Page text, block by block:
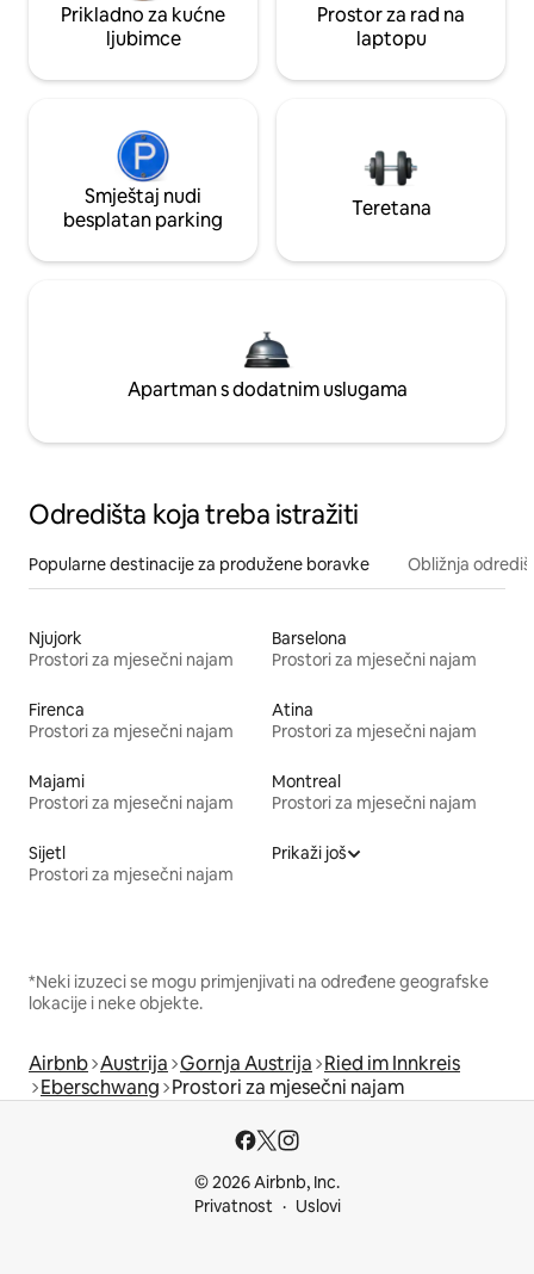
Prikladno za kućne
ljubimce
Prostor za rad na
laptopu
Smještaj nudi
besplatan parking
Teretana
Apartman s dodatnim uslugama
Odredišta koja treba istražiti
Popularne destinacije za produžene boravke Obližnja
Njujork
Prostori za mjesečni najam
Barselona
Prostori za mjesečni najam
Firenca
Prostori za mjesečni najam
Atina
Prostori za mjesečni najam
Majami
Prostori za mjesečni najam
Montreal
Prostori za mjesečni najam
Sijetl
Prostori za mjesečni najam
Prikaži još
*Neki izuzeci se mogu primjenjivati na određene geografske
lokacije i neke objekte.
Airbnb Austrija Gornja Austrija Ried im Innkreis
Eberschwang Prostori za mjesečni najam
© 2026 Airbnb, Inc.
Privatnost
Uslovi